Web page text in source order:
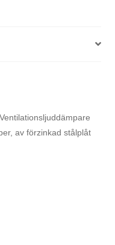
av förzinkad stålplåt